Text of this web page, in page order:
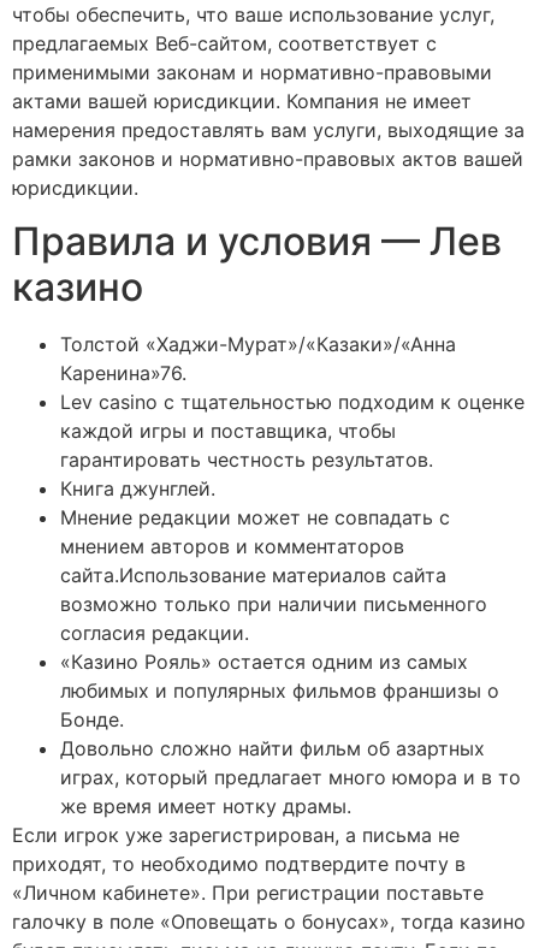
чтобы обеспечить, что ваше использование услуг,
предлагаемых Веб-сайтом, соответствует с
применимыми законам и нормативно-правовыми
актами вашей юрисдикции. Компания не имеет
намерения предоставлять вам услуги, выходящие за
рамки законов и нормативно-правовых актов вашей
юрисдикции.
Правила и условия — Лев
казино
Толстой «Хаджи-Мурат»/«Казаки»/«Анна
Каренина»76.
Lev casino с тщательностью подходим к оценке
каждой игры и поставщика, чтобы
гарантировать честность результатов.
Книга джунглей.
Мнение редакции может не совпадать с
мнением авторов и комментаторов
сайта.Использование материалов сайта
возможно только при наличии письменного
согласия редакции.
«Казино Рояль» остается одним из самых
любимых и популярных фильмов франшизы о
Бонде.
Довольно сложно найти фильм об азартных
играх, который предлагает много юмора и в то
же время имеет нотку драмы.
Если игрок уже зарегистрирован, а письма не
приходят, то необходимо подтвердите почту в
«Личном кабинете». При регистрации поставьте
галочку в поле «Оповещать о бонусах», тогда казино